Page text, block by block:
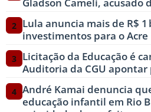
Gladson Cameli, acusado
2 Lula anuncia mais de R$
investimentos para o Acre
3 Licitação da Educação é
Auditoria da CGU
4 André Kamai denuncia
educação infantil em Rio